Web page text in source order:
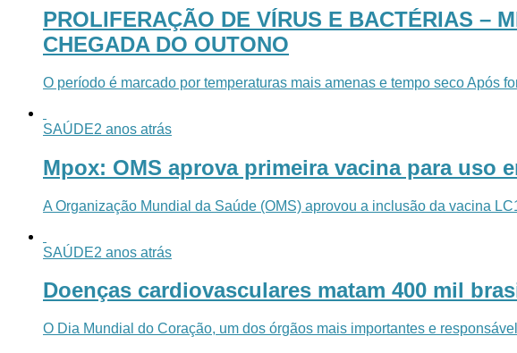
PROLIFERAÇÃO DE VÍRUS E BACTÉRIAS –
CHEGADA DO OUTONO
O período é marcado por temperaturas mais amenas e tempo seco Após
SAÚDE2 anos atrás
Mpox: OMS aprova primeira vacina para uso
A Organização Mundial da Saúde (OMS) aprovou a inclusão da vacina
SAÚDE2 anos atrás
Doenças cardiovasculares matam 400 mil
O Dia Mundial do Coração, um dos órgãos mais importantes e